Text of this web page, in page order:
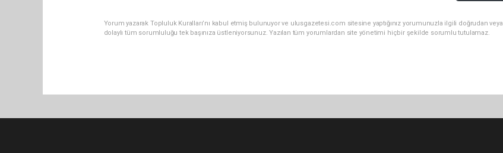
Yorum yazarak Topluluk Kuralları’nı kabul etmiş bulunuyor ve ulusgazetesi.com sitesine yaptığınız yorumunuzla ilgili doğrudan veya
dolaylı tüm sorumluluğu tek başınıza üstleniyorsunuz. Yazılan tüm yorumlardan site yönetimi hiçbir şekilde sorumlu tutulamaz.